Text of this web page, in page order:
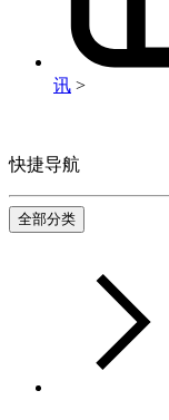
讯 >
快捷导航
全部分类